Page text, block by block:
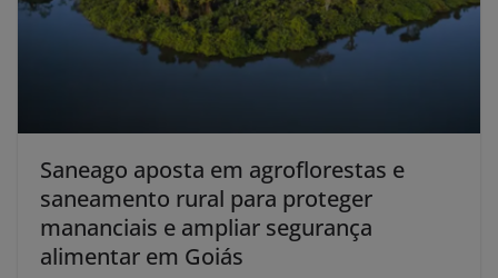
Saneago aposta em agroflorestas e
saneamento rural para proteger
mananciais e ampliar segurança
alimentar em Goiás